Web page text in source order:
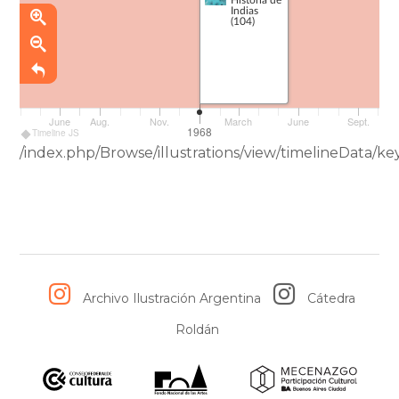
nuevas tierras.
Timeline JS
Indias
(104)
1968
June Aug. Nov. March June Sept.
/index.php/Browse/illustrations/view/timelineData/
Archivo Ilustración Argentina
Cátedra
Roldán